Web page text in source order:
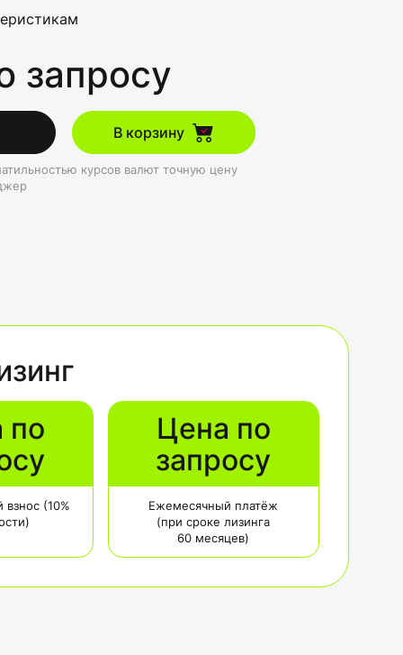
запросу
В корзину
курсов валют точную цену
по
взнос (10%
Цена по
запросу
Ежемесячный платёж
(при сроке лизинга
60 месяцев)